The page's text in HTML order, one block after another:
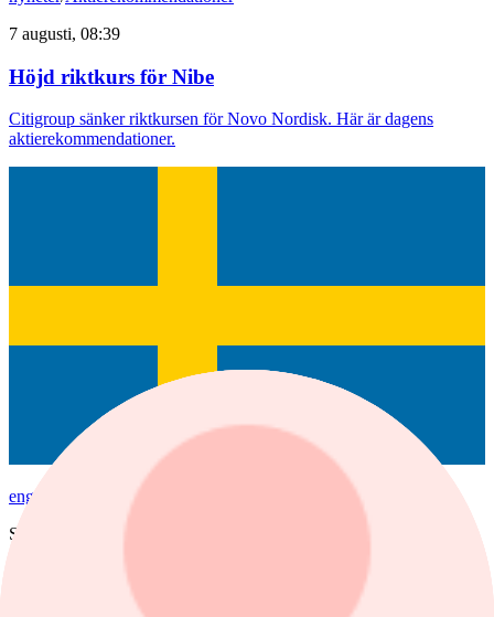
7 augusti, 08:39
Höjd riktkurs för Nibe
Citigroup sänker riktkursen för Novo Nordisk. Här är dagens
aktierekommendationer.
engcon B
Senast